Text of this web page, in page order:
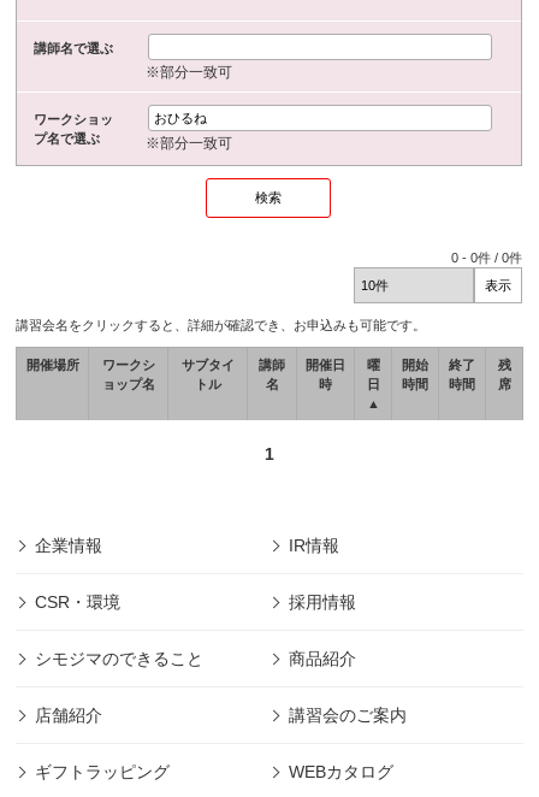
講師名で選ぶ
※部分一致可
ワークショッ
プ名で選ぶ
※部分一致可
0 -0件 /0件
講習会名をクリックすると、詳細が確認でき、お申込みも可能です。
開催場所
ワークシ
ョップ名
サブタイ
トル
講師
名
開催日
時
曜
日
▲
開始
時間
終了
時間
残
席
1
企業情報 IR情報
CSR・環境 採用情報
シモジマのできること 商品紹介
店舗紹介 講習会のご案内
ギフトラッピング WEBカタログ